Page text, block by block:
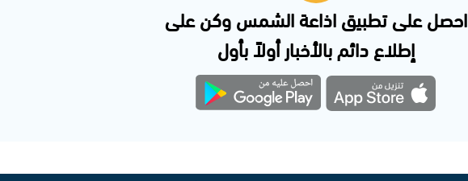
احصل على تطبيق اذاعة الشمس وكن على
إطلاع دائم بالأخبار أولاً بأول